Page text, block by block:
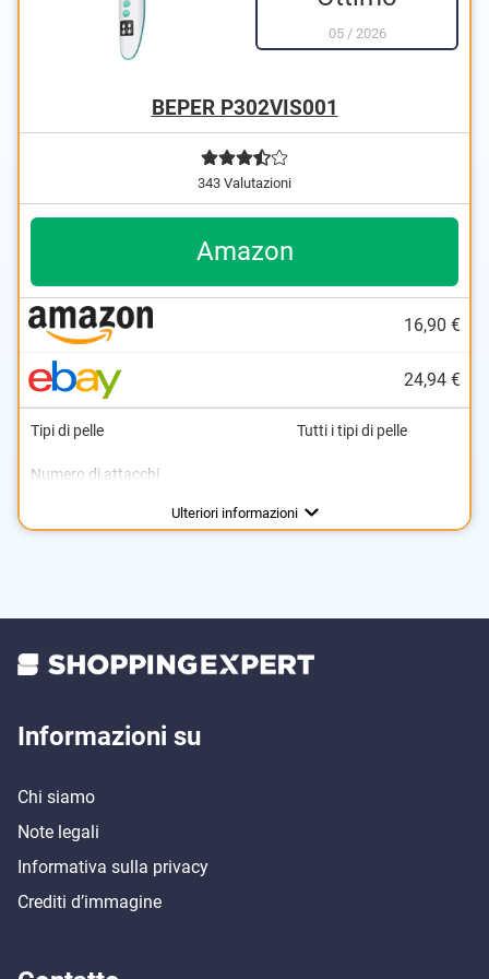
05/ 2026
BEPER P302VIS001
343 Valutazioni
Amazon
16,90 €
24,94 €
Tipi di pelle Tutti i tipi di pelle
Numero di attacchi
Ulteriori informazioni
Informazioni su
Chi siamo
Note legali
Informativa sulla privacy
Crediti d’immagine